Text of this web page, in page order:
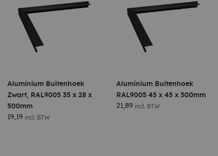
Aluminium Buitenhoek
Zwart, RAL9005 35 x 28 x
500mm
19,19 incl. BTW
Aluminium Buitenhoek
RAL9005 45 x 45 x 500mm
21,89 incl. BTW